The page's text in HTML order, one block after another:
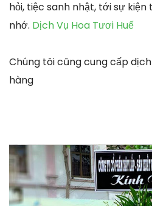
hỏi, tiệc sanh nhật, tới sự
nhớ. Dịch Vụ Hoa Tươi Huế
Chúng tôi cũng cung cấp
hàng